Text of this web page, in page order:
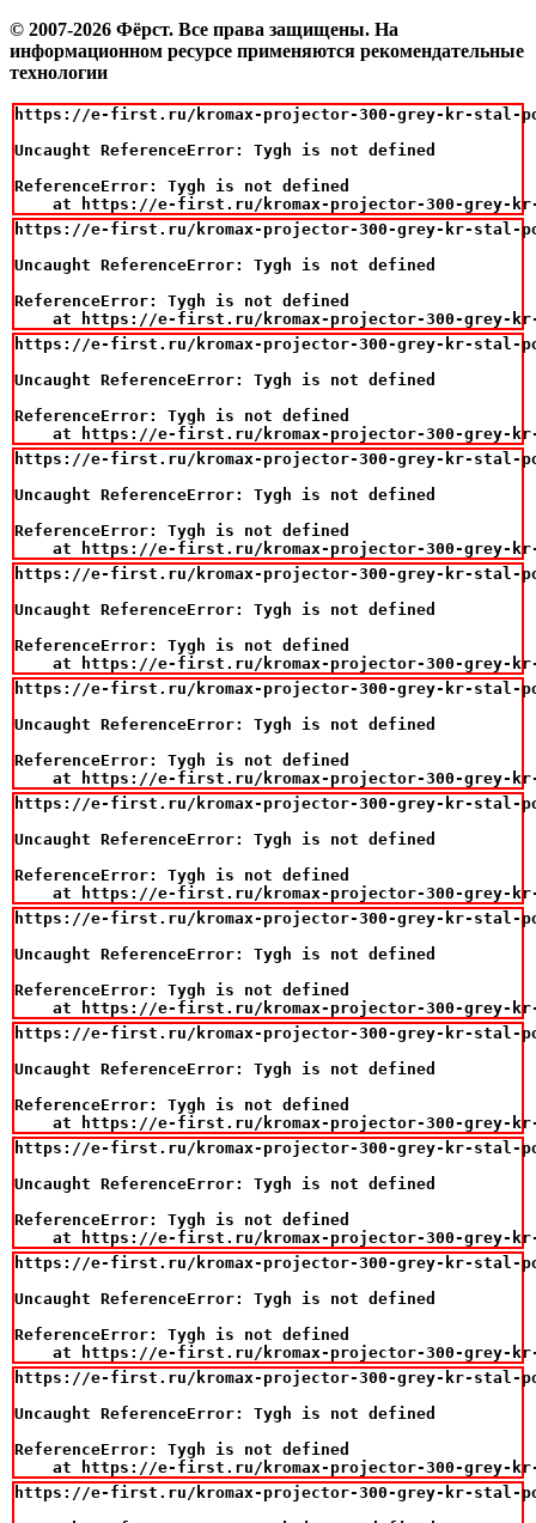
© 2007-2026 Фёрст. Все права защищены. На
информационном ресурсе применяются рекомендательные
технологии
https://e-first.ru/kromax-projector-300-grey-kr-stal-pot-
Uncaught ReferenceError: Tygh is not defined
ReferenceError: Tygh is not defined
at https://e-first.ru/kromax-projector-300-grey-
https://e-first.ru/kromax-projector-300-grey-kr-stal-pot-
Uncaught ReferenceError: Tygh is not defined
ReferenceError: Tygh is not defined
at https://e-first.ru/kromax-projector-300-grey-
https://e-first.ru/kromax-projector-300-grey-kr-stal-pot-
Uncaught ReferenceError: Tygh is not defined
ReferenceError: Tygh is not defined
at https://e-first.ru/kromax-projector-300-grey-
https://e-first.ru/kromax-projector-300-grey-kr-stal-pot-
Uncaught ReferenceError: Tygh is not defined
ReferenceError: Tygh is not defined
at https://e-first.ru/kromax-projector-300-grey-
https://e-first.ru/kromax-projector-300-grey-kr-stal-pot-
Uncaught ReferenceError: Tygh is not defined
ReferenceError: Tygh is not defined
at https://e-first.ru/kromax-projector-300-grey-
https://e-first.ru/kromax-projector-300-grey-kr-stal-pot-
Uncaught ReferenceError: Tygh is not defined
ReferenceError: Tygh is not defined
at https://e-first.ru/kromax-projector-300-grey-
https://e-first.ru/kromax-projector-300-grey-kr-stal-pot-
Uncaught ReferenceError: Tygh is not defined
ReferenceError: Tygh is not defined
at https://e-first.ru/kromax-projector-300-grey-
https://e-first.ru/kromax-projector-300-grey-kr-stal-pot-
Uncaught ReferenceError: Tygh is not defined
ReferenceError: Tygh is not defined
at https://e-first.ru/kromax-projector-300-grey-
https://e-first.ru/kromax-projector-300-grey-kr-stal-pot-
Uncaught ReferenceError: Tygh is not defined
ReferenceError: Tygh is not defined
at https://e-first.ru/kromax-projector-300-grey-
https://e-first.ru/kromax-projector-300-grey-kr-stal-pot-
Uncaught ReferenceError: Tygh is not defined
ReferenceError: Tygh is not defined
at https://e-first.ru/kromax-projector-300-grey-
https://e-first.ru/kromax-projector-300-grey-kr-stal-pot-
Uncaught ReferenceError: Tygh is not defined
ReferenceError: Tygh is not defined
at https://e-first.ru/kromax-projector-300-grey-
https://e-first.ru/kromax-projector-300-grey-kr-stal-pot-
Uncaught ReferenceError: Tygh is not defined
ReferenceError: Tygh is not defined
at https://e-first.ru/kromax-projector-300-grey-
https://e-first.ru/kromax-projector-300-grey-kr-stal-pot-